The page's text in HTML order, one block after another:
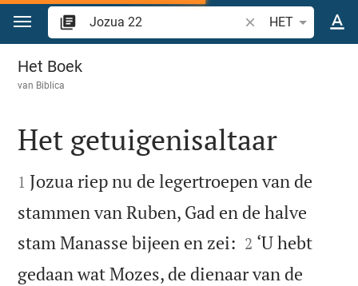
Spring naar inhoud
Zoek Bijbelvers of
HET
Jozua 22
Het Boek
van Biblica

Het getuigenisaltaar

1 Jozua riep nu de legertroepen van de
stammen van Ruben, Gad en de halve
stam Manasse bijeen en zei: 

2 ‘U hebt
gedaan wat Mozes, de dienaar van de